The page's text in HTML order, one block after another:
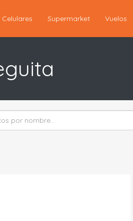
Celulares Supermarket Vuelos